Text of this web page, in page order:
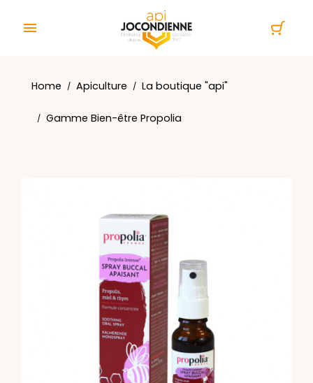

Home Apiculture La boutique "api"
Gamme Bien-être Propolia